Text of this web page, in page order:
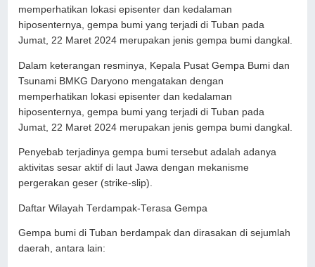
memperhatikan lokasi episenter dan kedalaman
hiposenternya, gempa bumi yang terjadi di Tuban pada
Jumat, 22 Maret 2024 merupakan jenis gempa bumi dangkal.
Dalam keterangan resminya, Kepala Pusat Gempa Bumi dan
Tsunami BMKG Daryono mengatakan dengan
memperhatikan lokasi episenter dan kedalaman
hiposenternya, gempa bumi yang terjadi di Tuban pada
Jumat, 22 Maret 2024 merupakan jenis gempa bumi dangkal.
Penyebab terjadinya gempa bumi tersebut adalah adanya
aktivitas sesar aktif di laut Jawa dengan mekanisme
pergerakan geser (strike-slip).
Daftar Wilayah Terdampak-Terasa Gempa
Gempa bumi di Tuban berdampak dan dirasakan di sejumlah
daerah, antara lain: